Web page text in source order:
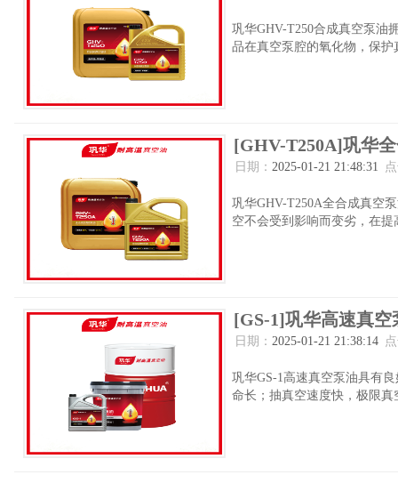
巩华GHV-T250合成真空泵油
品在真空泵腔的氧化物，保
[GHV-T250A]巩华
日期： 2025-01-21 21:48:31
巩华GHV-T250A全合成真空
空不会受到影响而变劣，在
[GS-1]巩华高速真
日期： 2025-01-21 21:38:14
巩华GS-1高速真空泵油具有
命长；抽真空速度快，极限